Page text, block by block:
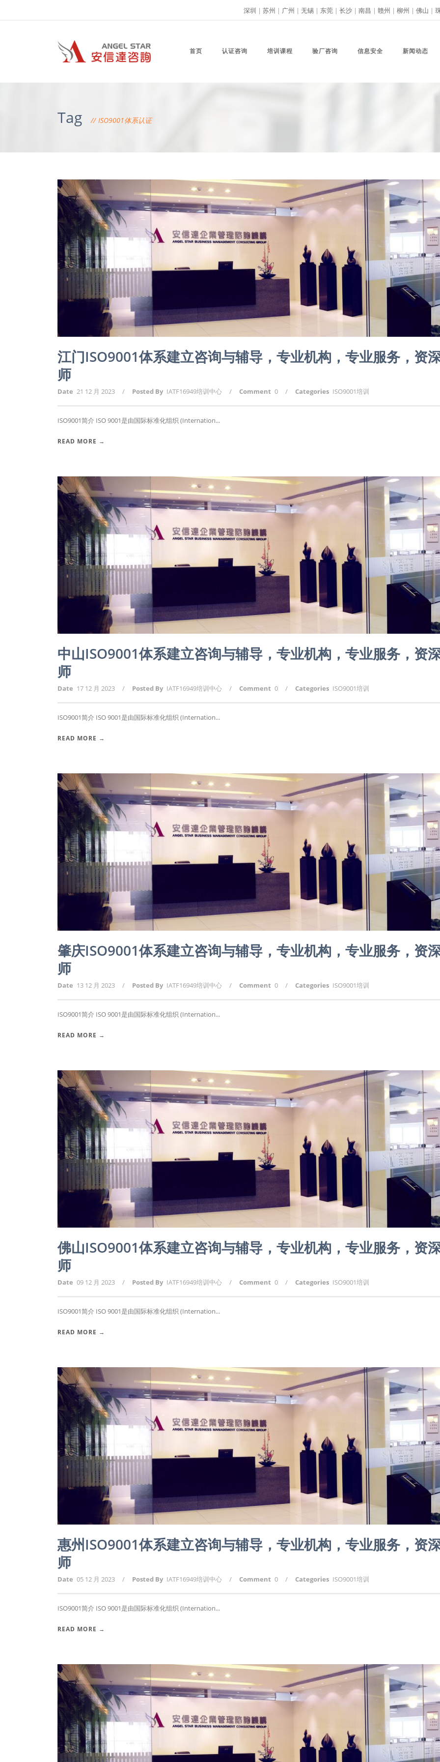
深圳 | 苏州 | 广州 | 无锡 | 东莞 | 长沙 | 南昌 | 赣州 | 柳州 | 佛山 |
首页 认证咨询 培训课程 验厂咨询 信息安全 新闻动态
Tag ISO9001体系认证
江门ISO9001体系建立咨询与辅导，专业机构，专业服务，资
师
Date 21 12 月 2023 / Posted By IATF16949培训中心 / Comment 0 / Categories ISO9001培训
ISO9001简介 ISO 9001是由国际标准化组织 (Internation...
READ MORE →
中山ISO9001体系建立咨询与辅导，专业机构，专业服务，资
师
Date 17 12 月 2023 / Posted By IATF16949培训中心 / Comment 0 / Categories ISO9001培训
ISO9001简介 ISO 9001是由国际标准化组织 (Internation...
READ MORE →
肇庆ISO9001体系建立咨询与辅导，专业机构，专业服务，资
师
Date 13 12 月 2023 / Posted By IATF16949培训中心 / Comment 0 / Categories ISO9001培训
ISO9001简介 ISO 9001是由国际标准化组织 (Internation...
READ MORE →
佛山ISO9001体系建立咨询与辅导，专业机构，专业服务，资
师
Date 09 12 月 2023 / Posted By IATF16949培训中心 / Comment 0 / Categories ISO9001培训
ISO9001简介 ISO 9001是由国际标准化组织 (Internation...
READ MORE →
惠州ISO9001体系建立咨询与辅导，专业机构，专业服务，资
师
Date 05 12 月 2023 / Posted By IATF16949培训中心 / Comment 0 / Categories ISO9001培训
ISO9001简介 ISO 9001是由国际标准化组织 (Internation...
READ MORE →